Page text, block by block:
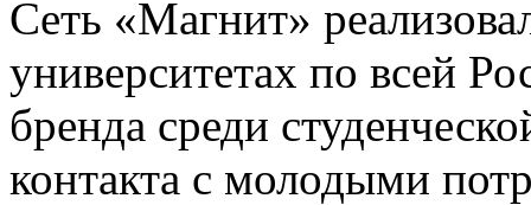
Сеть «Магнит»
университетах по всей
бренда среди
контакта с молодыми